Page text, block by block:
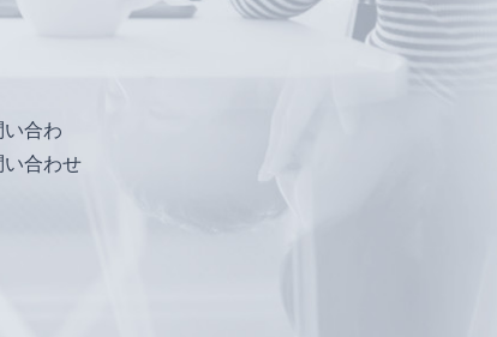
合わ
い合わせ